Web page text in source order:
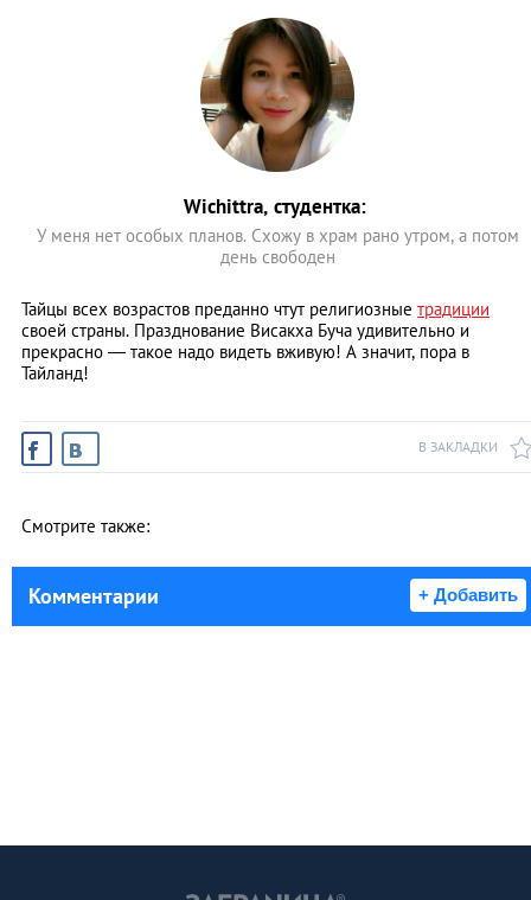
Wichittra, студентка:
У меня нет особых планов. Схожу в храм рано утром, а потом
день свободен
Тайцы всех возрастов преданно чтут религиозные традиции
своей страны. Празднование Висакха Буча удивительно и
прекрасно — такое надо видеть вживую! А значит, пора в
Тайланд!
В ЗАКЛАДКИ
Смотрите также:
Комментарии + Добавить